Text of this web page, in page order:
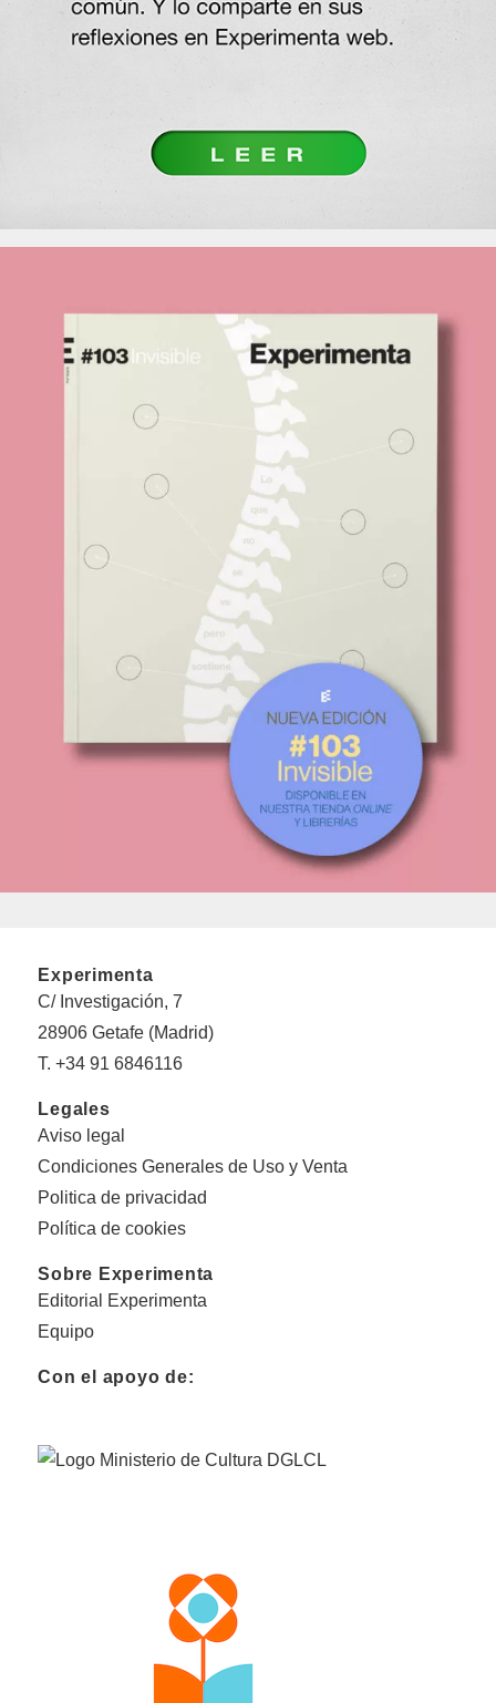
Experimenta
C/ Investigación, 7
28906 Getafe (Madrid)
T. +34 91 6846116
Legales
Aviso legal
Condiciones Generales de Uso y Venta
Politica de privacidad
Política de cookies
Sobre Experimenta
Editorial Experimenta
Equipo
Con el apoyo de: